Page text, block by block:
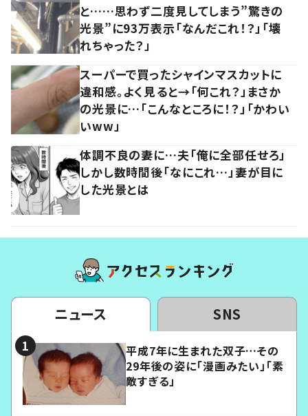
と……思わず二度見してしまう”驚きの
光景”に93万表示「なんだこれ！？」「壊
れちゃった？」
スーパーで買ったシャインマスカットに
違和感。よく見ると→「何これ？」まさか
の光景に…「こんなところに！？」「かわい
いww」
体調不良の妻に…夫「俺に全部任せろ」
しかし数時間後「なにこれ…」妻が目に
した光景とは
ニュース SNS
平成7年に生まれた双子…その
29年後の姿に「漫画みたい」「素
敵すぎる」